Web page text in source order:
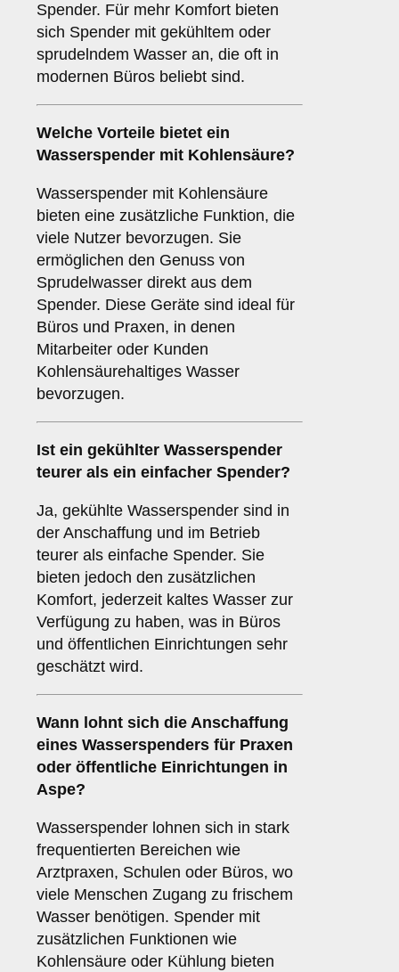
Spender. Für mehr Komfort bieten
sich Spender mit gekühltem oder
sprudelndem Wasser an, die oft in
modernen Büros beliebt sind.
Welche Vorteile bietet ein
Wasserspender mit Kohlensäure?
Wasserspender mit Kohlensäure
bieten eine zusätzliche Funktion, die
viele Nutzer bevorzugen. Sie
ermöglichen den Genuss von
Sprudelwasser direkt aus dem
Spender. Diese Geräte sind ideal für
Büros und Praxen, in denen
Mitarbeiter oder Kunden
Kohlensäurehaltiges Wasser
bevorzugen.
Ist ein gekühlter Wasserspender
teurer als ein einfacher Spender?
Ja, gekühlte Wasserspender sind in
der Anschaffung und im Betrieb
teurer als einfache Spender. Sie
bieten jedoch den zusätzlichen
Komfort, jederzeit kaltes Wasser zur
Verfügung zu haben, was in Büros
und öffentlichen Einrichtungen sehr
geschätzt wird.
Wann lohnt sich die Anschaffung
eines Wasserspenders für Praxen
oder öffentliche Einrichtungen in
Aspe?
Wasserspender lohnen sich in stark
frequentierten Bereichen wie
Arztpraxen, Schulen oder Büros, wo
viele Menschen Zugang zu frischem
Wasser benötigen. Spender mit
zusätzlichen Funktionen wie
Kohlensäure oder Kühlung bieten